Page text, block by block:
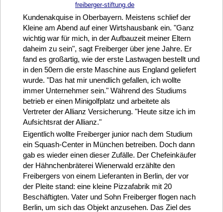
freiberger-stiftung.de
Kundenakquise in Oberbayern. Meistens schlief der
Kleine am Abend auf einer Wirtshausbank ein. "Ganz
wichtig war für mich, in der Aufbauzeit meiner Eltern
daheim zu sein", sagt Freiberger über jene Jahre. Er
fand es großartig, wie der erste Lastwagen bestellt und
in den 50ern die erste Maschine aus England geliefert
wurde. "Das hat mir unendlich gefallen, ich wollte
immer Unternehmer sein." Während des Studiums
betrieb er einen Minigolfplatz und arbeitete als
Vertreter der Allianz Versicherung. "Heute sitze ich im
Aufsichtsrat der Allianz."
Eigentlich wollte Freiberger junior nach dem Studium
ein Squash-Center in München betreiben. Doch dann
gab es wieder einen dieser Zufälle. Der Chefeinkäufer
der Hähnchenbräterei Wienerwald erzählte den
Freibergers von einem Lieferanten in Berlin, der vor
der Pleite stand: eine kleine Pizzafabrik mit 20
Beschäftigten. Vater und Sohn Freiberger flogen nach
Berlin, um sich das Objekt anzusehen. Das Ziel des